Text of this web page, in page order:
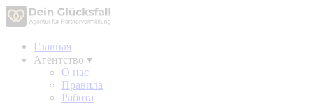
Главная
Агентство ▾
О нас
Правила
Работа